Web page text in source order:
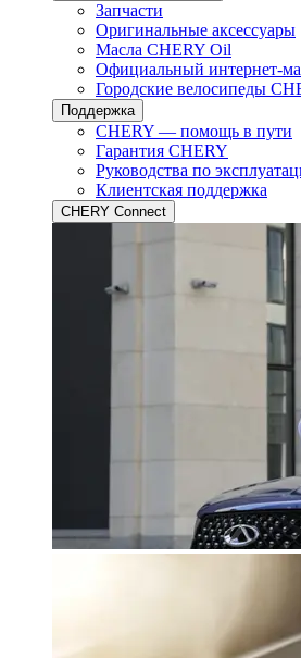
Запчасти
Оригинальные аксессуары
Масла CHERY Oil
Официальный интернет-
Городские велосипеды
Поддержка
CHERY — помощь в пути
Гарантия CHERY
Руководства по
Клиентская поддержка
CHERY Connect